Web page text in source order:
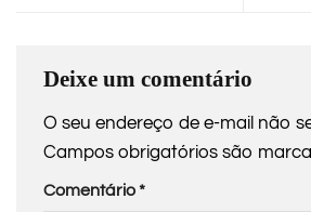
Deixe um comentário
O seu endereço de e-mail não
Campos obrigatórios são
Comentário*